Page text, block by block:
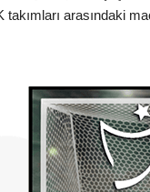
arasındaki